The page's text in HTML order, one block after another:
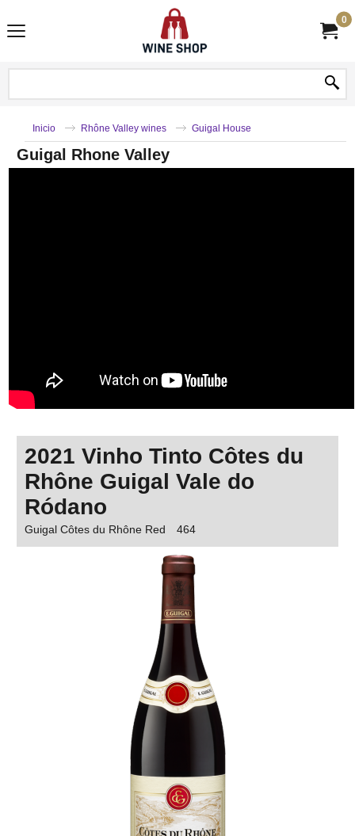
0
Inicio Rhône Valley wines Guigal House
Guigal Rhone Valley
2021 Vinho Tinto Côtes du
Rhône Guigal Vale do
Ródano
Guigal Côtes du Rhône Red 464